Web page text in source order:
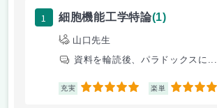
1 細胞機能工学特論(1)
山口先生
資料を輪読後、パラドックスに...
充実 5 楽単 5